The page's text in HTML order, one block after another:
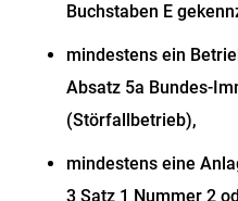
Buchstaben E
mindestens ein
Absatz 5a Bundes-
(Störfallbetrieb),
mindestens eine
3 Satz 1 Nummer 2